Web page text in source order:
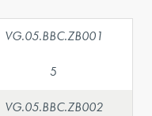
VG.05.BBC.ZB001
5
VG.05.BBC.ZB002